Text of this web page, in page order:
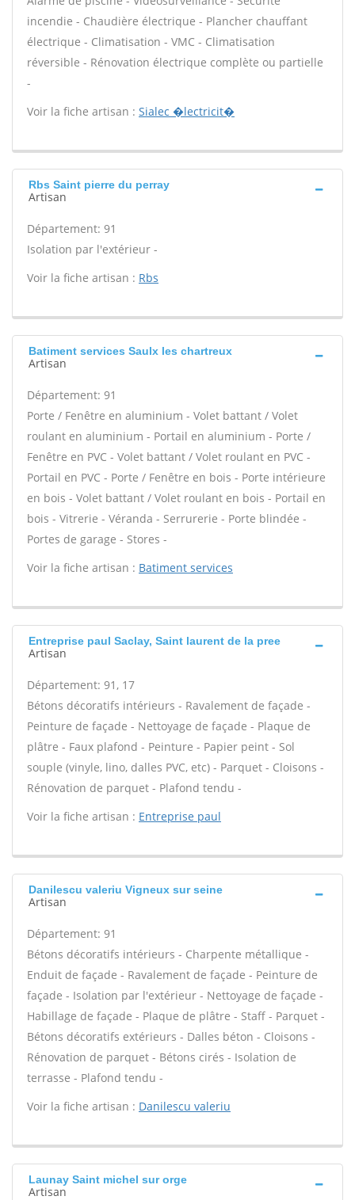
incendie - Chaudière électrique - Plancher chauffant
électrique - Climatisation - VMC - Climatisation
réversible - Rénovation électrique complète ou partielle
-
Voir la fiche artisan : Sialec �lectricit�
Rbs Saint pierre du perray
Artisan
Département: 91
Isolation par l'extérieur -
Voir la fiche artisan : Rbs
Batiment services Saulx les chartreux
Artisan
Département: 91
Porte / Fenêtre en aluminium - Volet battant / Volet
roulant en aluminium - Portail en aluminium - Porte /
Fenêtre en PVC - Volet battant / Volet roulant en PVC -
Portail en PVC - Porte / Fenêtre en bois - Porte intérieure
en bois - Volet battant / Volet roulant en bois - Portail en
bois - Vitrerie - Véranda - Serrurerie - Porte blindée -
Portes de garage - Stores -
Voir la fiche artisan : Batiment services
Entreprise paul Saclay, Saint laurent de la pree
Artisan
Département: 91, 17
Bétons décoratifs intérieurs - Ravalement de façade -
Peinture de façade - Nettoyage de façade - Plaque de
plâtre - Faux plafond - Peinture - Papier peint - Sol
souple (vinyle, lino, dalles PVC, etc) - Parquet - Cloisons -
Rénovation de parquet - Plafond tendu -
Voir la fiche artisan : Entreprise paul
Danilescu valeriu Vigneux sur seine
Artisan
Département: 91
Bétons décoratifs intérieurs - Charpente métallique -
Enduit de façade - Ravalement de façade - Peinture de
façade - Isolation par l'extérieur - Nettoyage de façade -
Habillage de façade - Plaque de plâtre - Staff - Parquet -
Bétons décoratifs extérieurs - Dalles béton - Cloisons -
Rénovation de parquet - Bétons cirés - Isolation de
terrasse - Plafond tendu -
Voir la fiche artisan : Danilescu valeriu
Launay Saint michel sur orge
Artisan